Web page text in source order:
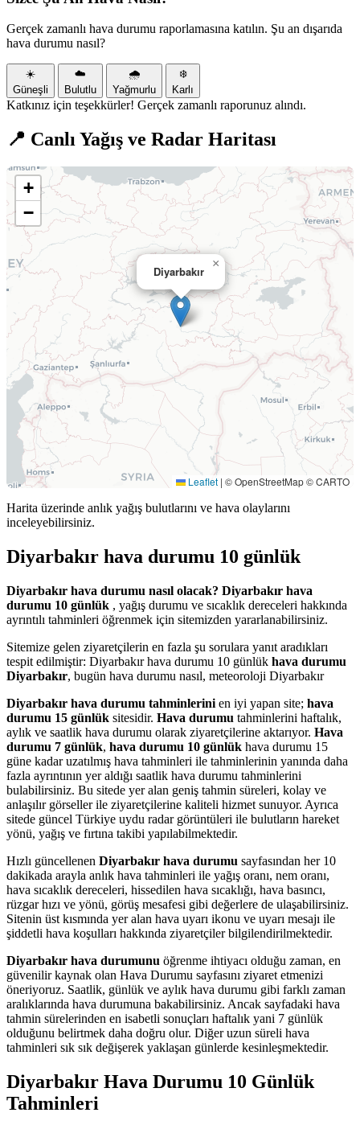
Gerçek zamanlı hava durumu raporlamasına katılın. Şu an dışarıda
hava durumu nasıl?
☀️
Güneşli
☁️
Bulutlu
🌧️
Yağmurlu
❄️
Karlı
Katkınız için teşekkürler! Gerçek zamanlı raporunuz alındı.
📍 Canlı Yağış ve Radar Haritası
Diyarbakır
×
+
−
Leaflet | © OpenStreetMap © CARTO
Harita üzerinde anlık yağış bulutlarını ve hava olaylarını
inceleyebilirsiniz.
Diyarbakır hava durumu 10 günlük
Diyarbakır hava durumu nasıl olacak? Diyarbakır hava
durumu 10 günlük , yağış durumu ve sıcaklık dereceleri hakkında
ayrıntılı tahminleri öğrenmek için sitemizden yararlanabilirsiniz.
Sitemize gelen ziyaretçilerin en fazla şu sorulara yanıt aradıkları
tespit edilmiştir: Diyarbakır hava durumu 10 günlük hava durumu
Diyarbakır, bugün hava durumu nasıl, meteoroloji Diyarbakır
Diyarbakır hava durumu tahminlerini en iyi yapan site; hava
durumu 15 günlük sitesidir. Hava durumu tahminlerini haftalık,
aylık ve saatlik hava durumu olarak ziyaretçilerine aktarıyor. Hava
durumu 7 günlük, hava durumu 10 günlük hava durumu 15
güne kadar uzatılmış hava tahminleri ile tahminlerinin yanında daha
fazla ayrıntının yer aldığı saatlik hava durumu tahminlerini
bulabilirsiniz. Bu sitede yer alan geniş tahmin süreleri, kolay ve
anlaşılır görseller ile ziyaretçilerine kaliteli hizmet sunuyor. Ayrıca
sitede güncel Türkiye uydu radar görüntüleri ile bulutların hareket
yönü, yağış ve fırtına takibi yapılabilmektedir.
Hızlı güncellenen Diyarbakır hava durumu sayfasından her 10
dakikada arayla anlık hava tahminleri ile yağış oranı, nem oranı,
hava sıcaklık dereceleri, hissedilen hava sıcaklığı, hava basıncı,
rüzgar hızı ve yönü, görüş mesafesi gibi değerlere de ulaşabilirsiniz.
Sitenin üst kısmında yer alan hava uyarı ikonu ve uyarı mesajı ile
şiddetli hava koşulları hakkında ziyaretçiler bilgilendirilmektedir.
Diyarbakır hava durumunu öğrenme ihtiyacı olduğu zaman, en
güvenilir kaynak olan Hava Durumu sayfasını ziyaret etmenizi
öneriyoruz. Saatlik, günlük ve aylık hava durumu gibi farklı zaman
aralıklarında hava durumuna bakabilirsiniz. Ancak sayfadaki hava
tahmin sürelerinden en isabetli sonuçları haftalık yani 7 günlük
olduğunu belirtmek daha doğru olur. Diğer uzun süreli hava
tahminleri sık sık değişerek yaklaşan günlerde kesinleşmektedir.
Diyarbakır Hava Durumu 10 Günlük
Tahminleri